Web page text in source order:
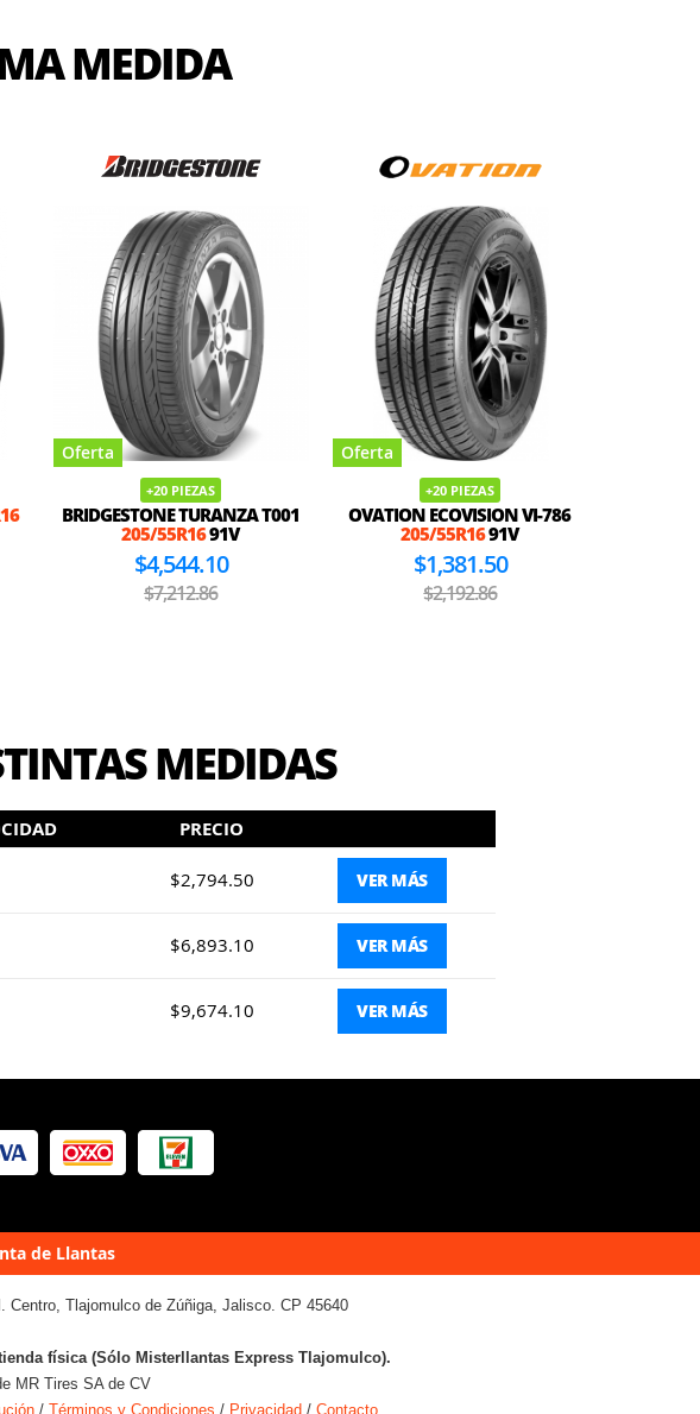
MEDIDA
Oferta
+20 PIEZAS
BRIDGESTONE TURANZA T001
205/55R1691V
$4,544.10
$7,212.86
Oferta
+20 PIEZAS
OVATION ECOVISION VI-786
205/55R1691V
$1,381.50
$2,192.86
MEDIDAS
PRECIO
$2,794.50 VER MÁS
$6,893.10 VER MÁS
$9,674.10 VER MÁS
de Llantas
Centro, Tlajomulco de Zúñiga, Jalisco. CP 45640
física (Sólo Misterllantas Express Tlajomulco).
MR Tires SA de CV
/ Términos y Condiciones / Privacidad / Contacto